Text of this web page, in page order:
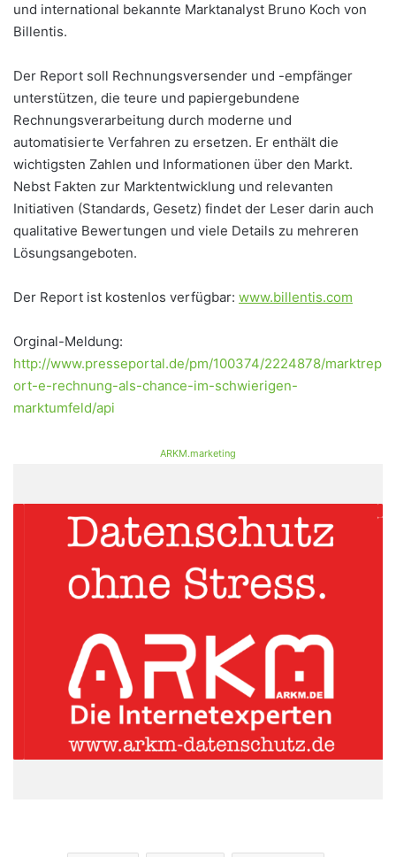
und international bekannte Marktanalyst Bruno Koch von
Billentis.
Der Report soll Rechnungsversender und -empfänger
unterstützen, die teure und papiergebundene
Rechnungsverarbeitung durch moderne und
automatisierte Verfahren zu ersetzen. Er enthält die
wichtigsten Zahlen und Informationen über den Markt.
Nebst Fakten zur Marktentwicklung und relevanten
Initiativen (Standards, Gesetz) findet der Leser darin auch
qualitative Bewertungen und viele Details zu mehreren
Lösungsangeboten.
Der Report ist kostenlos verfügbar: www.billentis.com
Orginal-Meldung:
http://www.presseportal.de/pm/100374/2224878/marktrep
ort-e-rechnung-als-chance-im-schwierigen-
marktumfeld/api
ARKM.marketing